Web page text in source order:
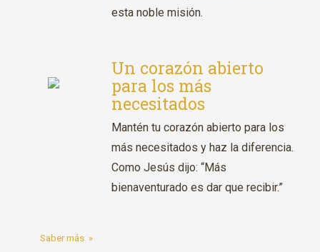
esta noble misión.
Un corazón abierto
para los más
necesitados
Mantén tu corazón abierto para los
más necesitados y haz la diferencia.
Como Jesús dijo: “Más
bienaventurado es dar que recibir.”
Saber más »